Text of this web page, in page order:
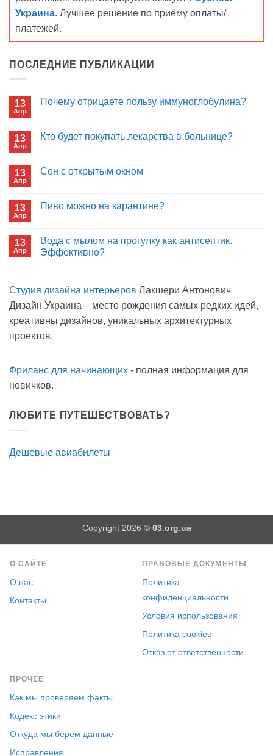
Украина. Лучшее решение по приёму оплаты/
платежей.
ПОСЛЕДНИЕ ПУБЛИКАЦИИ
13
Апр
Почему отрицаете пользу иммуноглобулина?
Почему
13
Апр
Кто будет покупать лекарства в больнице?
Кто
в
13
Апр
Сон с открытым окном
Сон
13
Апр
Пиво можно на карантине?
Пиво
можно
13
Апр
Вода с мылом на прогулку как антисептик.
Эффективно?
Вода
мылом
прогулку
антисептик.
Студия дизайна интерьеров Лакшери Антонович
Дизайн Украина – место рождения самых редких идей,
креативны дизайнов, уникальных архитектурных
проектов.
Фриланс для начинающих - полная информация для
новичков.
ЛЮБИТЕ ПУТЕШЕСТВОВАТЬ?
Дешевые авиабилеты
Copyright 2026 © 03.org.ua
О САЙТЕ
О нас
Контакты
ПРАВОВЫЕ ДОКУМЕНТЫ
Политика
конфиденциальности
Условия использования
Политика cookies
Отказ от ответственности
ПРОЧЕЕ
Как мы проверяем факты
Кодекс этики
Откуда мы берём данные
Исправления